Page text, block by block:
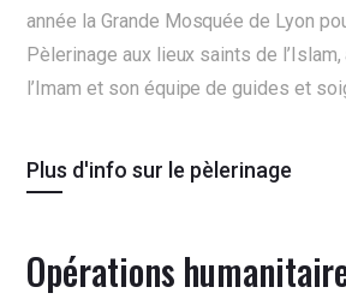
année la Grande Mosquée de Lyon
Pèlerinage aux lieux saints de
l’Imam et son équipe de guides et
Plus d'info sur le pèlerinage
Opérations